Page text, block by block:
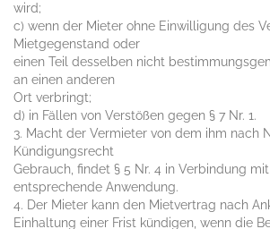
wird;
c) wenn der Mieter ohne Einwilligung des
Mietgegenstand oder
einen Teil desselben nicht
an einen anderen
Ort verbringt;
d) in Fällen von Verstößen gegen § 7 Nr. 1.
3. Macht der Vermieter von dem ihm nach
Kündigungsrecht
Gebrauch, findet § 5 Nr. 4 in Verbindung
entsprechende Anwendung.
4. Der Mieter kann den Mietvertrag nach
Einhaltung einer Frist kündigen, wenn die